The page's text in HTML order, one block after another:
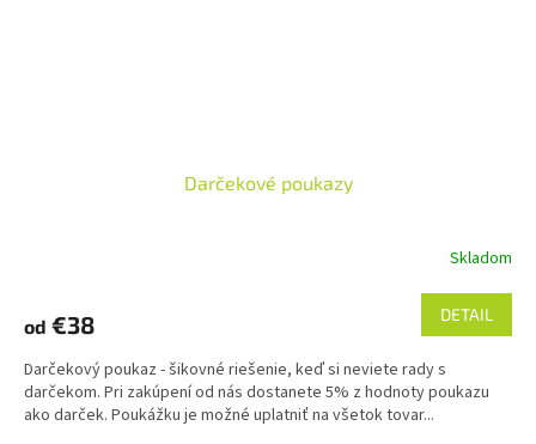
Darčekové poukazy
Skladom
od €38 DETAIL
Darčekový poukaz - šikovné riešenie, keď si neviete rady s
darčekom. Pri zakúpení od nás dostanete 5% z hodnoty poukazu
ako darček. Poukážku je možné uplatniť na všetok tovar...